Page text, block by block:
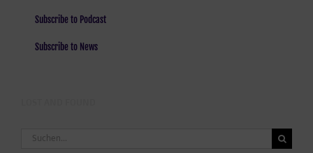
Subscribe to Podcast
Subscribe to News
Suche